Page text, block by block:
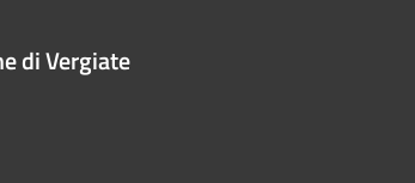
di Vergiate